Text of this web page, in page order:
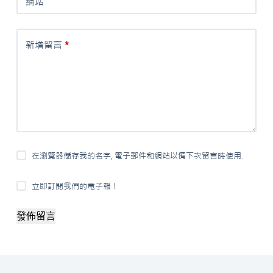
新增留言 *
在瀏覽器儲存我的名字, 電子郵件和網站以備下次留言時使用.
立即訂閱我們的電子報！
發佈留言